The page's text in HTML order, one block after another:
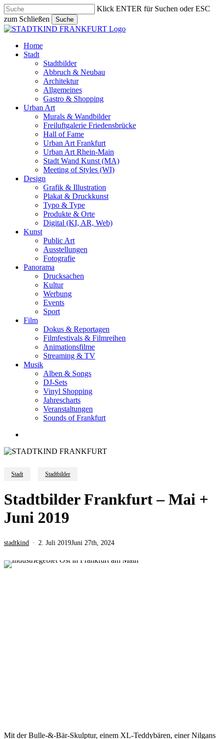
Skip
to
main
content
Klick ENTER für Suchen oder ESC
zum Schließen
Suche
Close
search
Menu
Home
Stadt
Stadtbilder
Abbruch & Neubau
Architektur
Allgemeines
Gastro & Shopping
Urban Art
Murals & Wandbilder
Freiluftgalerie Friedensbrücke
Hall of Fame
Urban Art Frankfurt
Urban Art Rhein-Main
Stadt Wand Kunst (MA)
Meeting of Styles (WI)
Design
Grafik & Illustration
Plakat & Druckkunst
Typo & Type
Produkte & Orte
Digital (KI, AR, Web)
Kunst
Public Art
Ausstellungen
Fotografie
Panorama
Drucksachen
Kultur
Werbung
Events
Sport
Film
Dokus & Reportagen
Filmfestivals & Filmreihen
Animationsfilme
Streaming & TV
Musik
Alben & Songs
DJ-Sets
Vinyl Shopping
Jahrescharts
Veranstaltungen
Sounds of Frankfurt
Stadt Stadtbilder
Stadtbilder Frankfurt – Mai +
Juni 2019
stadtkind 2. Juli 2019Juni 27th, 2024
Mit der Bulle-&-Bär-Skulptur, einem XL-Teddybären, einer Nilgans